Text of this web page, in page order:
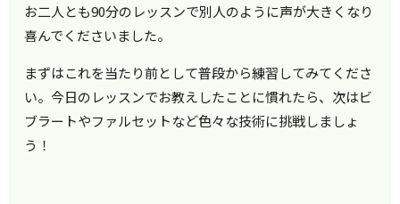
お二人とも90分のレッスンで別人のように声が大きくなり
喜んでくださいました。
まずはこれを当たり前として普段から練習してみてくださ
い。今日のレッスンでお教えしたことに慣れたら、次はビ
ブラートやファルセットなど色々な技術に挑戦しましょ
う！